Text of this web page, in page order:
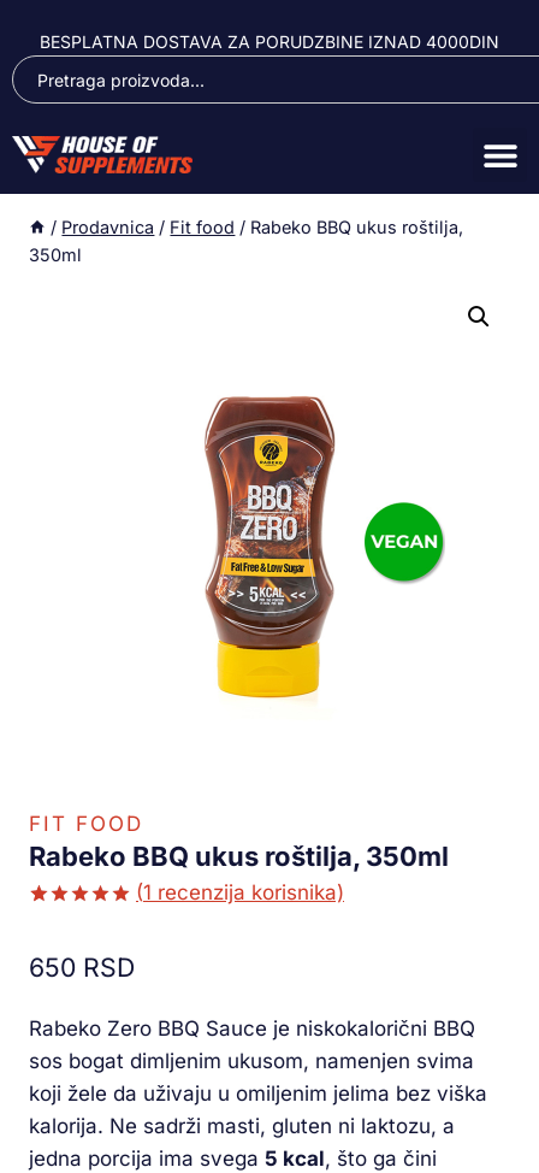
BESPLATNA DOSTAVA ZA PORUDZBINE IZNAD 4000DIN
/ Prodavnica / Fit food / Rabeko BBQ ukus roštilja,
350ml
FIT FOOD
Rabeko BBQ ukus roštilja, 350ml
na osnovu
ocene
(1 recenzija korisnika)
650 RSD
Rabeko Zero BBQ Sauce je niskokalorični BBQ
sos bogat dimljenim ukusom, namenjen svima
koji žele da uživaju u omiljenim jelima bez viška
kalorija. Ne sadrži masti, gluten ni laktozu, a
jedna porcija ima svega 5 kcal, što ga čini